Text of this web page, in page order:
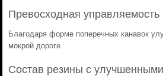
Превосходная управляемость
Благодаря форме поперечных канавок
мокрой дороге
Состав резины с